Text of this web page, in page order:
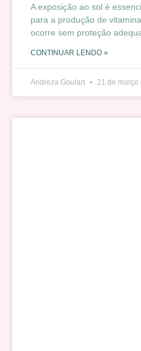
A exposição ao sol é
para a produção de
ocorre sem proteção
CONTINUAR LENDO »
Andreza Goulart 21 de março